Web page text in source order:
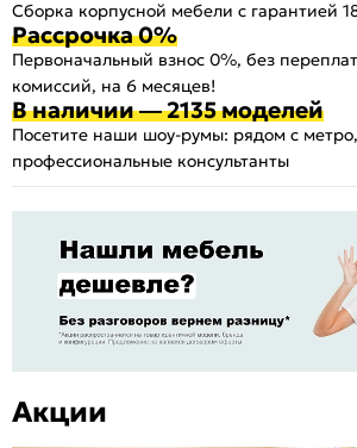
Сборка корпусной мебели с гарантией
Рассрочка 0%
Первоначальный взнос 0%, без
комиссий, на 6 месяцев!
В наличии — 2135 моделей
Посетите наши шоу-румы: рядом с
профессиональные консультанты
Акции